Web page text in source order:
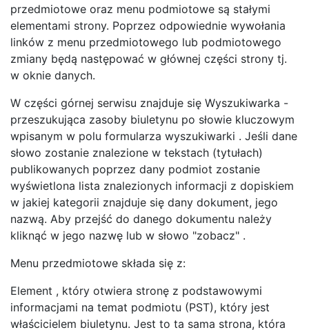
przedmiotowe oraz menu podmiotowe są stałymi
elementami strony. Poprzez odpowiednie wywołania
linków z menu przedmiotowego lub podmiotowego
zmiany będą następować w głównej części strony tj.
w oknie danych.
W części górnej serwisu znajduje się Wyszukiwarka -
przeszukująca zasoby biuletynu po słowie kluczowym
wpisanym w polu formularza wyszukiwarki . Jeśli dane
słowo zostanie znalezione w tekstach (tytułach)
publikowanych poprzez dany podmiot zostanie
wyświetlona lista znalezionych informacji z dopiskiem
w jakiej kategorii znajduje się dany dokument, jego
nazwą. Aby przejść do danego dokumentu należy
kliknąć w jego nazwę lub w słowo "zobacz" .
Menu przedmiotowe składa się z:
Element , który otwiera stronę z podstawowymi
informacjami na temat podmiotu (PST), który jest
właścicielem biuletynu. Jest to ta sama strona, która